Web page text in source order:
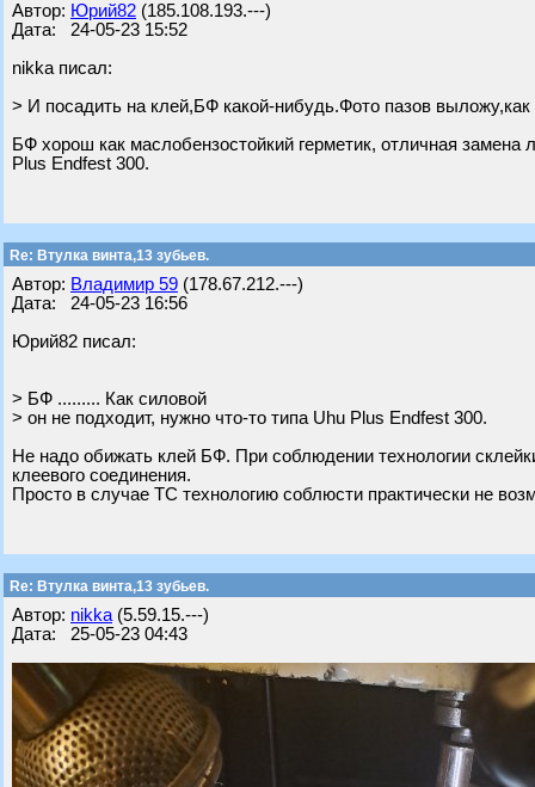
Автор: Юрий82 (185.108.193.---)
Дата: 24-05-23 15:52
nikka писал:
> И посадить на клей,БФ какой-нибудь.Фото пазов
БФ хорош как маслобензостойкий герметик, отличная замена
Plus Endfest 300.
Re: Втулка винта,13 зубьев.
Автор: Владимир 59 (178.67.212.---)
Дата: 24-05-23 16:56
Юрий82 писал:
> БФ ......... Как силовой
> он не подходит, нужно что-то типа Uhu Plus Endfest 300.
Не надо обижать клей БФ. При соблюдении технологии
клеевого соединения.
Просто в случае ТС технологию соблюсти практически не
Re: Втулка винта,13 зубьев.
Автор: nikka (5.59.15.---)
Дата: 25-05-23 04:43